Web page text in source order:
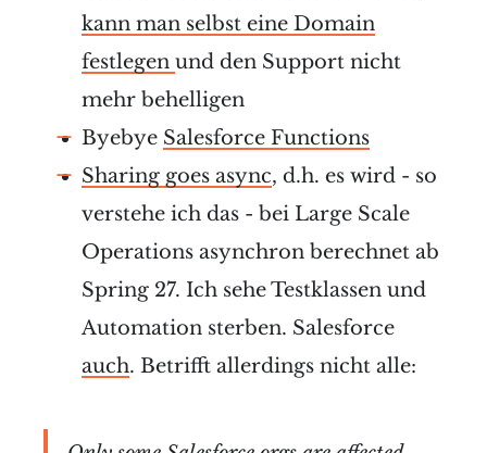
kann man selbst eine Domain
festlegen und den Support nicht
mehr behelligen
Byebye Salesforce Functions
Sharing goes async, d.h. es wird - so
verstehe ich das - bei Large Scale
Operations asynchron berechnet ab
Spring 27. Ich sehe Testklassen und
Automation sterben. Salesforce
auch. Betrifft allerdings nicht alle: